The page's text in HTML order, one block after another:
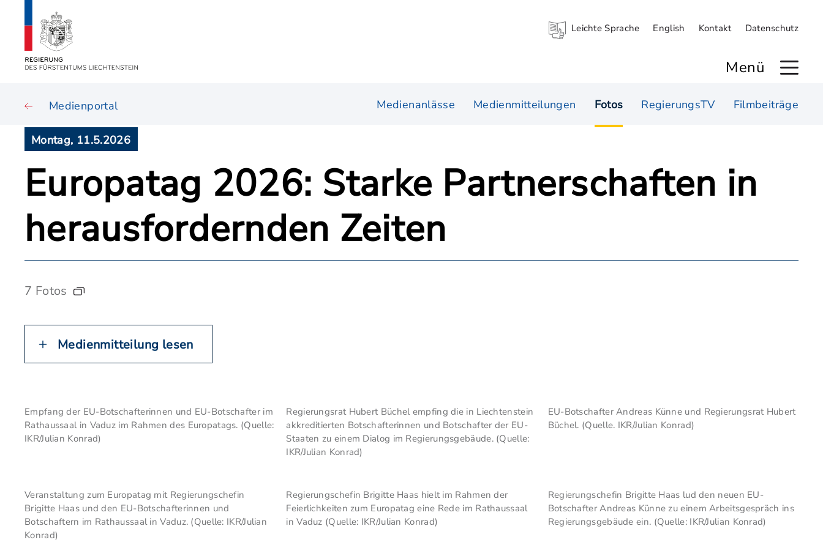
Leichte Sprache English Kontakt Datenschutz
Menü
Medienportal Medienanlässe Medienmitteilungen Fotos RegierungsTV Filmbeiträge
Montag, 11.5.2026
Europatag 2026: Starke Partnerschaften in
herausfordernden Zeiten
7 Fotos
Medienmitteilung lesen
Empfang der EU-Botschafterinnen und EU-Botschafter im
Rathaussaal in Vaduz im Rahmen des Europatags. (Quelle:
IKR/Julian Konrad)
Regierungsrat Hubert Büchel empfing die in Liechtenstein
akkreditierten Botschafterinnen und Botschafter der EU-
Staaten zu einem Dialog im Regierungsgebäude. (Quelle:
IKR/Julian Konrad)
EU-Botschafter Andreas Künne und Regierungsrat Hubert
Büchel. (Quelle. IKR/Julian Konrad)
Veranstaltung zum Europatag mit Regierungschefin
Brigitte Haas und den EU-Botschafterinnen und
Botschaftern im Rathaussaal in Vaduz. (Quelle: IKR/Julian
Konrad)
Regierungschefin Brigitte Haas hielt im Rahmen der
Feierlichkeiten zum Europatag eine Rede im Rathaussaal
in Vaduz (Quelle: IKR/Julian Konrad)
Regierungschefin Brigitte Haas lud den neuen EU-
Botschafter Andreas Künne zu einem Arbeitsgespräch ins
Regierungsgebäude ein. (Quelle: IKR/Julian Konrad)